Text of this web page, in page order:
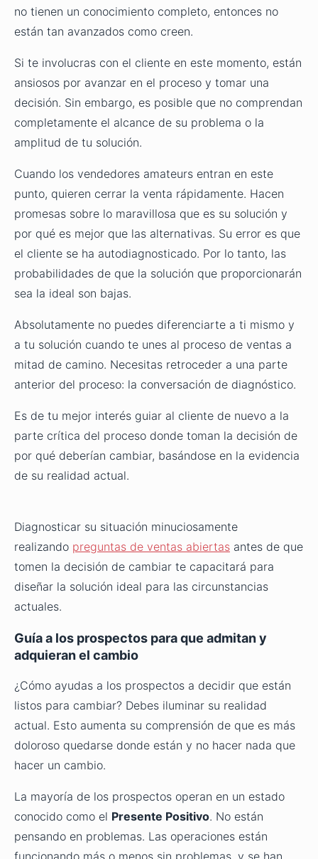
no tienen un conocimiento completo, entonces no
están tan avanzados como creen.
Si te involucras con el cliente en este momento, están
ansiosos por avanzar en el proceso y tomar una
decisión. Sin embargo, es posible que no comprendan
completamente el alcance de su problema o la
amplitud de tu solución.
Cuando los vendedores amateurs entran en este
punto, quieren cerrar la venta rápidamente. Hacen
promesas sobre lo maravillosa que es su solución y
por qué es mejor que las alternativas. Su error es que
el cliente se ha autodiagnosticado. Por lo tanto, las
probabilidades de que la solución que proporcionarán
sea la ideal son bajas.
Absolutamente no puedes diferenciarte a ti mismo y
a tu solución cuando te unes al proceso de ventas a
mitad de camino. Necesitas retroceder a una parte
anterior del proceso: la conversación de diagnóstico.
Es de tu mejor interés guiar al cliente de nuevo a la
parte crítica del proceso donde toman la decisión de
por qué deberían cambiar, basándose en la evidencia
de su realidad actual.
Diagnosticar su situación minuciosamente
realizando preguntas de ventas abiertas antes de que
tomen la decisión de cambiar te capacitará para
diseñar la solución ideal para las circunstancias
actuales.
Guía a los prospectos para que admitan y
adquieran el cambio
¿Cómo ayudas a los prospectos a decidir que están
listos para cambiar? Debes iluminar su realidad
actual. Esto aumenta su comprensión de que es más
doloroso quedarse donde están y no hacer nada que
hacer un cambio.
La mayoría de los prospectos operan en un estado
conocido como el Presente Positivo. No están
pensando en problemas. Las operaciones están